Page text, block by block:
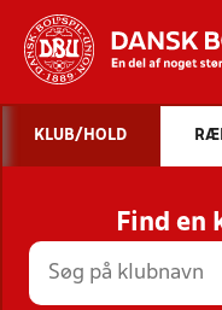
STILLINGER,
KLUB/HOLD
Find en